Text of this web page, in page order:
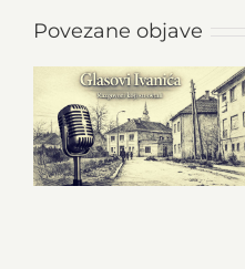
Povezane objave